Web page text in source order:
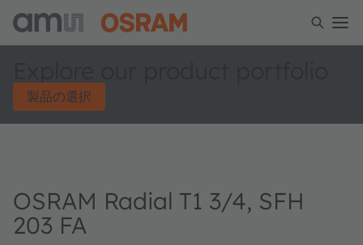
製品の選択
OSRAM Radial T1 3/4, SFH
203 FA